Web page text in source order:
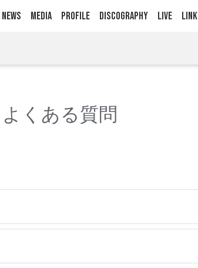
NEWS MEDIA PROFILE DISCOGRAPHY LIVE LINK
よくある質問